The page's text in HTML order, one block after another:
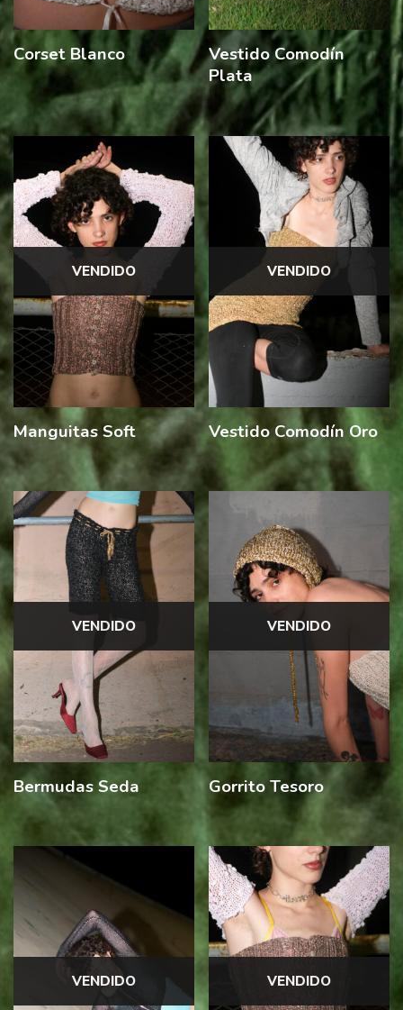
Corset Blanco
Vestido Comodín
Plata
VENDIDO
Manguitas Soft
VENDIDO
Vestido Comodín Oro
VENDIDO
Bermudas Seda
VENDIDO
Gorrito Tesoro
VENDIDO VENDIDO